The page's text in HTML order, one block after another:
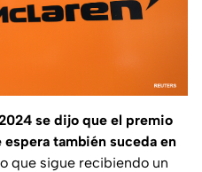
se dijo que el premio
también suceda en
que sigue recibiendo un